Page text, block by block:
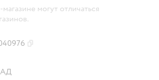
могут отличаться